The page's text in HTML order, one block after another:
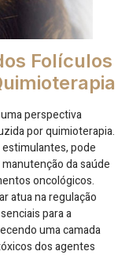
Folículos
perspectiva
por quimioterapia.
pode
da saúde
oncológicos.
atua na regulação
para a
uma camada
dos agentes